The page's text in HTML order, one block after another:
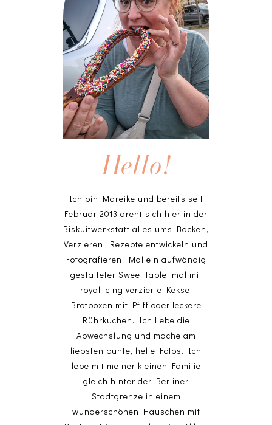
Hello!
Ich bin Mareike und bereits seit
Februar 2013 dreht sich hier in der
Biskuitwerkstatt alles ums Backen,
Verzieren, Rezepte entwickeln und
Fotografieren. Mal ein aufwändig
gestalteter Sweet table, mal mit
royal icing verzierte Kekse,
Brotboxen mit Pfiff oder leckere
Rührkuchen. Ich liebe die
Abwechslung und mache am
liebsten bunte, helle Fotos. Ich
lebe mit meiner kleinen Familie
gleich hinter der Berliner
Stadtgrenze in einem
wunderschönen Häuschen mit